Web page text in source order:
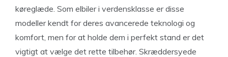
køreglæde. Som elbiler i verdensklasse er disse
modeller kendt for deres avancerede teknologi og
komfort, men for at holde dem i perfekt stand er det
vigtigt at vælge det rette tilbehør. Skræddersyede